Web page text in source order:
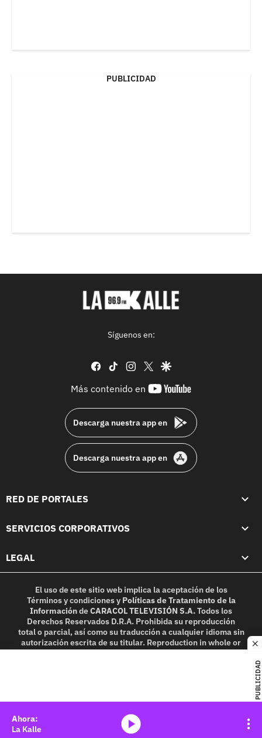
PUBLICIDAD
PUBLICIDAD
Síguenos en:
facebook
tiktok instagram
twittergoogle
Más contenido en
youtube-
Descarga nuestra app en
Descarga nuestra app en
RED DE PORTALES
SERVICIOS CORPORATIVOS
LEGAL
El uso de este sitio web implica la aceptación de los
Términos y condicionesy Políticas de Tratamiento de la
InformacióndeCARACOL TELEVISIÓN S.A.Todos los
Derechos Reservados D.R.A. Prohibida su reproducción
total o parcial, así como su traducción a cualquier idioma sin
autorización escrita de su titular. Reproduction in whole or
in part, or translation without written permission is
La Kalle